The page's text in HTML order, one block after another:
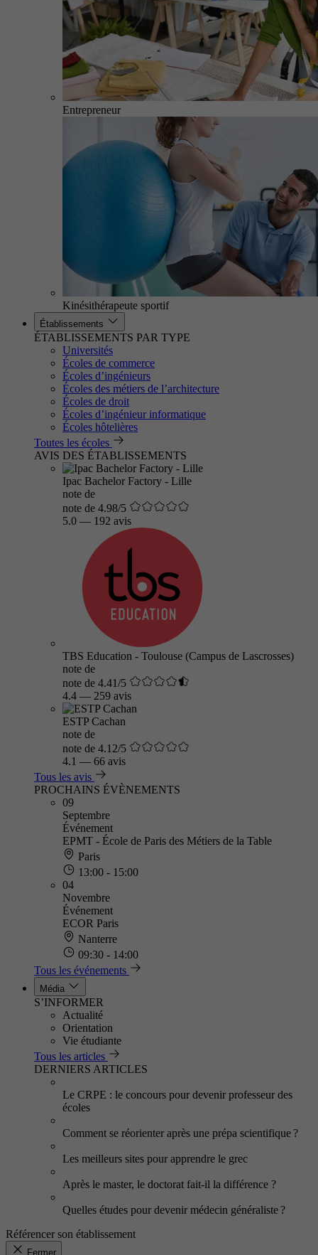
Entrepreneur
Kinésithérapeute sportif
Établissements
ÉTABLISSEMENTS PAR TYPE
Universités
Écoles de commerce
Écoles d’ingénieurs
Écoles des métiers de l’architecture
Écoles de droit
Écoles d’ingénieur informatique
Écoles hôtelières
Toutes les écoles
AVIS DES ÉTABLISSEMENTS
Ipac Bachelor Factory - Lille
note de
note de 4.98/5
5.0 — 192 avis
TBS Education - Toulouse (Campus de Lascrosses)
note de
note de 4.41/5
4.4 — 259 avis
ESTP Cachan
note de
note de 4.12/5
4.1 — 66 avis
Tous les avis
PROCHAINS ÉVÈNEMENTS
09
Septembre
Événement
EPMT - École de Paris des Métiers de la Table
Paris
13:00 - 15:00
04
Novembre
Événement
ECOR Paris
Nanterre
09:30 - 14:00
Tous les événements
Média
S’INFORMER
Actualité
Orientation
Vie étudiante
Tous les articles
DERNIERS ARTICLES
Le CRPE : le concours pour devenir professeur des
écoles
Comment se réorienter après une prépa scientifique ?
Les meilleurs sites pour apprendre le grec
Après le master, le doctorat fait-il la différence ?
Quelles études pour devenir médecin généraliste ?
Référencer son établissement
Fermer